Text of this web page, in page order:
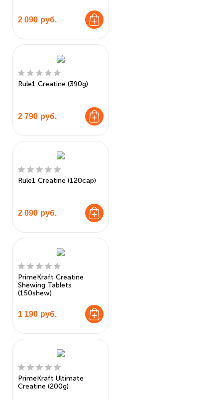
2 090 руб.
Rule1 Creatine (390g)
2 790 руб.
Rule1 Creatine (120cap)
2 090 руб.
PrimeKraft Creatine
Shewing Tablets
(150shew)
1 190 руб.
PrimeKraft Ultimate
Creatine (200g)